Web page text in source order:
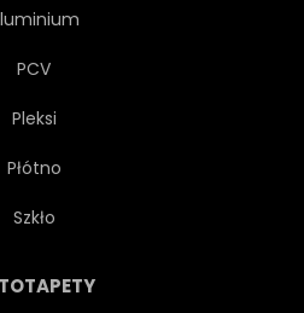
PCV
Pleksi
Płótno
Szkło